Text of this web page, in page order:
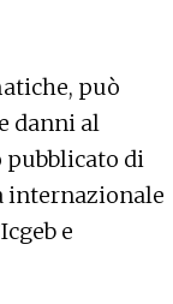
può
danni al
pubblicato di
internazionale
e